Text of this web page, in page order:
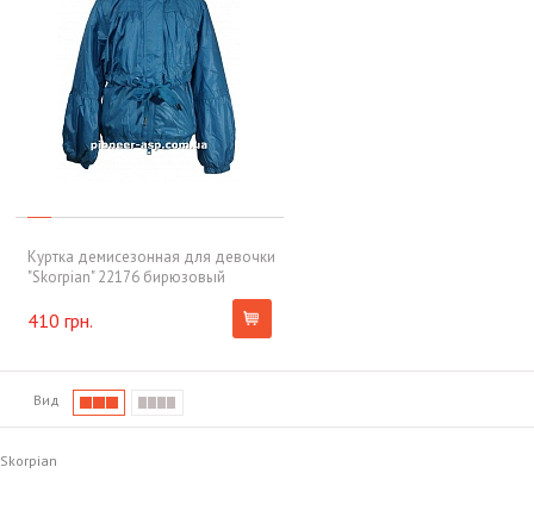
Куртка демисезонная для девочки
"Skorpian" 22176 бирюзовый
410 грн.
Вид
Skorpian